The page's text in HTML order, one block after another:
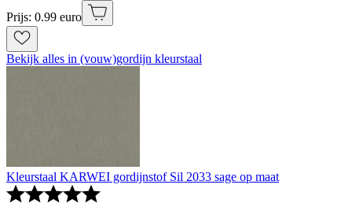
Prijs: 0.99 euro
Bekijk alles in (vouw)gordijn kleurstaal
Kleurstaal KARWEI gordijnstof Sil 2033 sage op maat